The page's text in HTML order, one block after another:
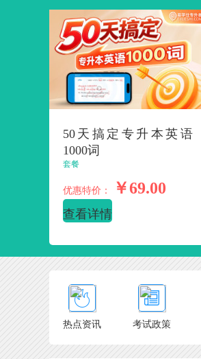
50天搞定专升本英语
1000词
套餐
优惠特价： ￥69.00
查看详情
热点资讯 考试政策